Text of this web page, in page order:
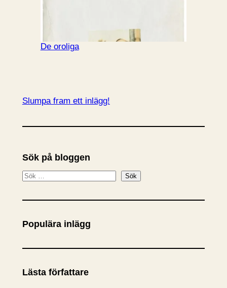
De oroliga
Slumpa fram ett inlägg!
Sök på bloggen
S
k
Sök
Populära inlägg
Lästa författare